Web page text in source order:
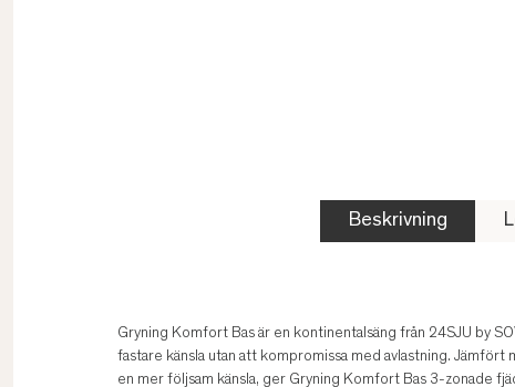
Beskrivning
Gryning Komfort Bas är en kontinentalsäng från 24SJU by
fastare känsla utan att kompromissa med avlastning.
en mer följsam känsla, ger Gryning Komfort Bas 3-zonade